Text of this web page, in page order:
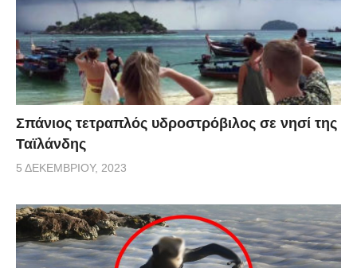
Σπάνιος τετραπλός υδροστρόβιλος σε νησί της
Ταϊλάνδης
5 ΔΕΚΕΜΒΡΊΟΥ, 2023